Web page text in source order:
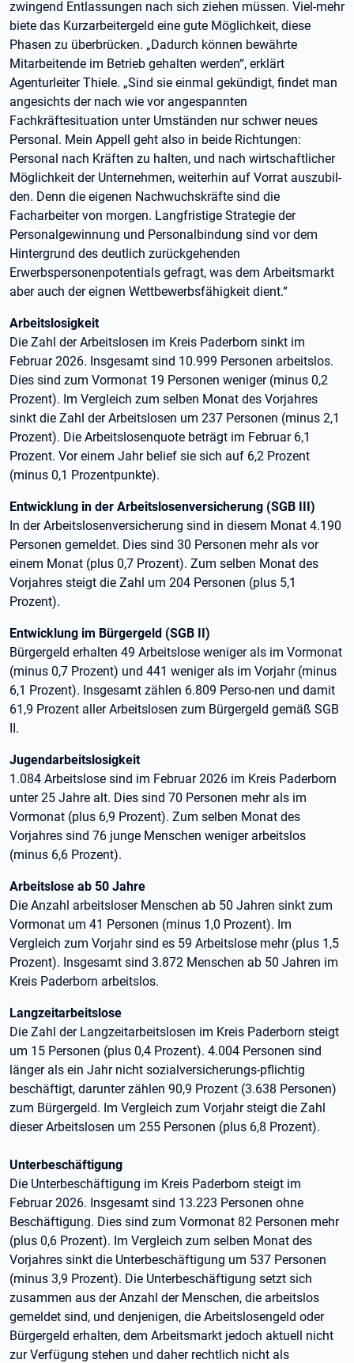
zwingend Entlassungen nach sich ziehen müssen. Viel-mehr
biete das Kurzarbeitergeld eine gute Möglichkeit, diese
Phasen zu überbrücken. „Dadurch können bewährte
Mitarbeitende im Betrieb gehalten werden“, erklärt
Agenturleiter Thiele. „Sind sie einmal gekündigt, findet man
angesichts der nach wie vor angespannten
Fachkräftesituation unter Umständen nur schwer neues
Personal. Mein Appell geht also in beide Richtungen:
Personal nach Kräften zu halten, und nach wirtschaftlicher
Möglichkeit der Unternehmen, weiterhin auf Vorrat auszubil-
den. Denn die eigenen Nachwuchskräfte sind die
Facharbeiter von morgen. Langfristige Strategie der
Personalgewinnung und Personalbindung sind vor dem
Hintergrund des deutlich zurückgehenden
Erwerbspersonenpotentials gefragt, was dem Arbeitsmarkt
aber auch der eignen Wettbewerbsfähigkeit dient.“
Arbeitslosigkeit
Die Zahl der Arbeitslosen im Kreis Paderborn sinkt im
Februar 2026. Insgesamt sind 10.999 Personen arbeitslos.
Dies sind zum Vormonat 19 Personen weniger (minus 0,2
Prozent). Im Vergleich zum selben Monat des Vorjahres
sinkt die Zahl der Arbeitslosen um 237 Personen (minus 2,1
Prozent). Die Arbeitslosenquote beträgt im Februar 6,1
Prozent. Vor einem Jahr belief sie sich auf 6,2 Prozent
(minus 0,1 Prozentpunkte).
Entwicklung in der Arbeitslosenversicherung (SGB III)
In der Arbeitslosenversicherung sind in diesem Monat 4.190
Personen gemeldet. Dies sind 30 Personen mehr als vor
einem Monat (plus 0,7 Prozent). Zum selben Monat des
Vorjahres steigt die Zahl um 204 Personen (plus 5,1
Prozent).
Entwicklung im Bürgergeld (SGB II)
Bürgergeld erhalten 49 Arbeitslose weniger als im Vormonat
(minus 0,7 Prozent) und 441 weniger als im Vorjahr (minus
6,1 Prozent). Insgesamt zählen 6.809 Perso-nen und damit
61,9 Prozent aller Arbeitslosen zum Bürgergeld gemäß SGB
II.
Jugendarbeitslosigkeit
1.084 Arbeitslose sind im Februar 2026 im Kreis Paderborn
unter 25 Jahre alt. Dies sind 70 Personen mehr als im
Vormonat (plus 6,9 Prozent). Zum selben Monat des
Vorjahres sind 76 junge Menschen weniger arbeitslos
(minus 6,6 Prozent).
Arbeitslose ab 50 Jahre
Die Anzahl arbeitsloser Menschen ab 50 Jahren sinkt zum
Vormonat um 41 Personen (minus 1,0 Prozent). Im
Vergleich zum Vorjahr sind es 59 Arbeitslose mehr (plus 1,5
Prozent). Insgesamt sind 3.872 Menschen ab 50 Jahren im
Kreis Paderborn arbeitslos.
Langzeitarbeitslose
Die Zahl der Langzeitarbeitslosen im Kreis Paderborn steigt
um 15 Personen (plus 0,4 Prozent). 4.004 Personen sind
länger als ein Jahr nicht sozialversicherungs-pflichtig
beschäftigt, darunter zählen 90,9 Prozent (3.638 Personen)
zum Bürgergeld. Im Vergleich zum Vorjahr steigt die Zahl
dieser Arbeitslosen um 255 Personen (plus 6,8 Prozent).
Unterbeschäftigung
Die Unterbeschäftigung im Kreis Paderborn steigt im
Februar 2026. Insgesamt sind 13.223 Personen ohne
Beschäftigung. Dies sind zum Vormonat 82 Personen mehr
(plus 0,6 Prozent). Im Vergleich zum selben Monat des
Vorjahres sinkt die Unterbeschäftigung um 537 Personen
(minus 3,9 Prozent). Die Unterbeschäftigung setzt sich
zusammen aus der Anzahl der Menschen, die arbeitslos
gemeldet sind, und denjenigen, die Arbeitslosengeld oder
Bürgergeld erhalten, dem Arbeitsmarkt jedoch aktuell nicht
zur Verfügung stehen und daher rechtlich nicht als